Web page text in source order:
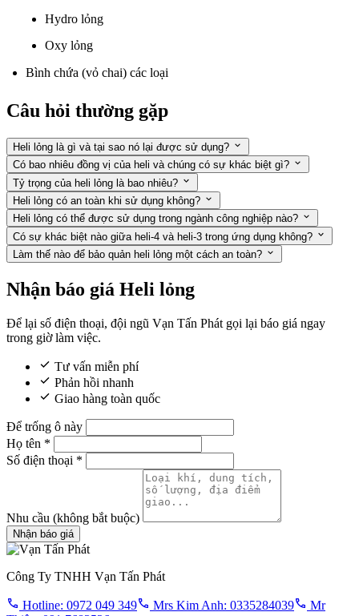
Hydro lỏng
Oxy lỏng
Bình chứa (vỏ chai) các loại
Câu hỏi thường gặp
Heli lỏng là gì và tại sao nó lại được sử dụng?
Có bao nhiêu đồng vị của heli và chúng có sự khác biệt gì?
Tỷ trọng của heli lỏng là bao nhiêu?
Heli lỏng có an toàn khi sử dụng không?
Heli lỏng có thể được sử dụng trong ngành công nghiệp nào?
Có sự khác biệt nào giữa heli-4 và heli-3 trong ứng dụng không?
Làm thế nào để bảo quản heli lỏng một cách an toàn?
Nhận báo giá Heli lỏng
Để lại số điện thoại, đội ngũ Vạn Tấn Phát gọi lại báo giá ngay
trong giờ làm việc.
Tư vấn miễn phí
Phản hồi nhanh
Giao hàng toàn quốc
Để trống ô này
Họ tên *
Số điện thoại *
Nhu cầu (không bắt buộc)
Nhận báo giá
Công Ty TNHH Vạn Tấn Phát
Hotline: 0972 049 349 Mrs Kim Anh: 0335284039
Mr